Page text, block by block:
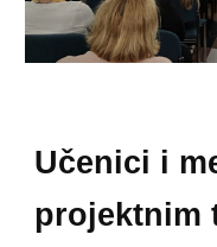
Učenici i
projektnim